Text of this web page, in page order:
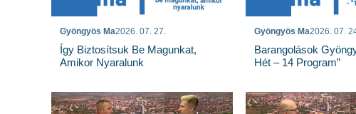
Gyöngyös Ma2026. 07. 27.
Így Biztosítsuk Be Magunkat,
Amikor Nyaralunk
Gyöngyös Ma2026. 07.
Barangolások
Hét – 14 Program”